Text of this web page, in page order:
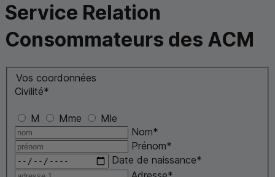
Service Relation
Consommateurs des ACM
Vos coordonnées
Civilité*
M Mme
Mle
Nom*
Prénom*
Date de naissance*